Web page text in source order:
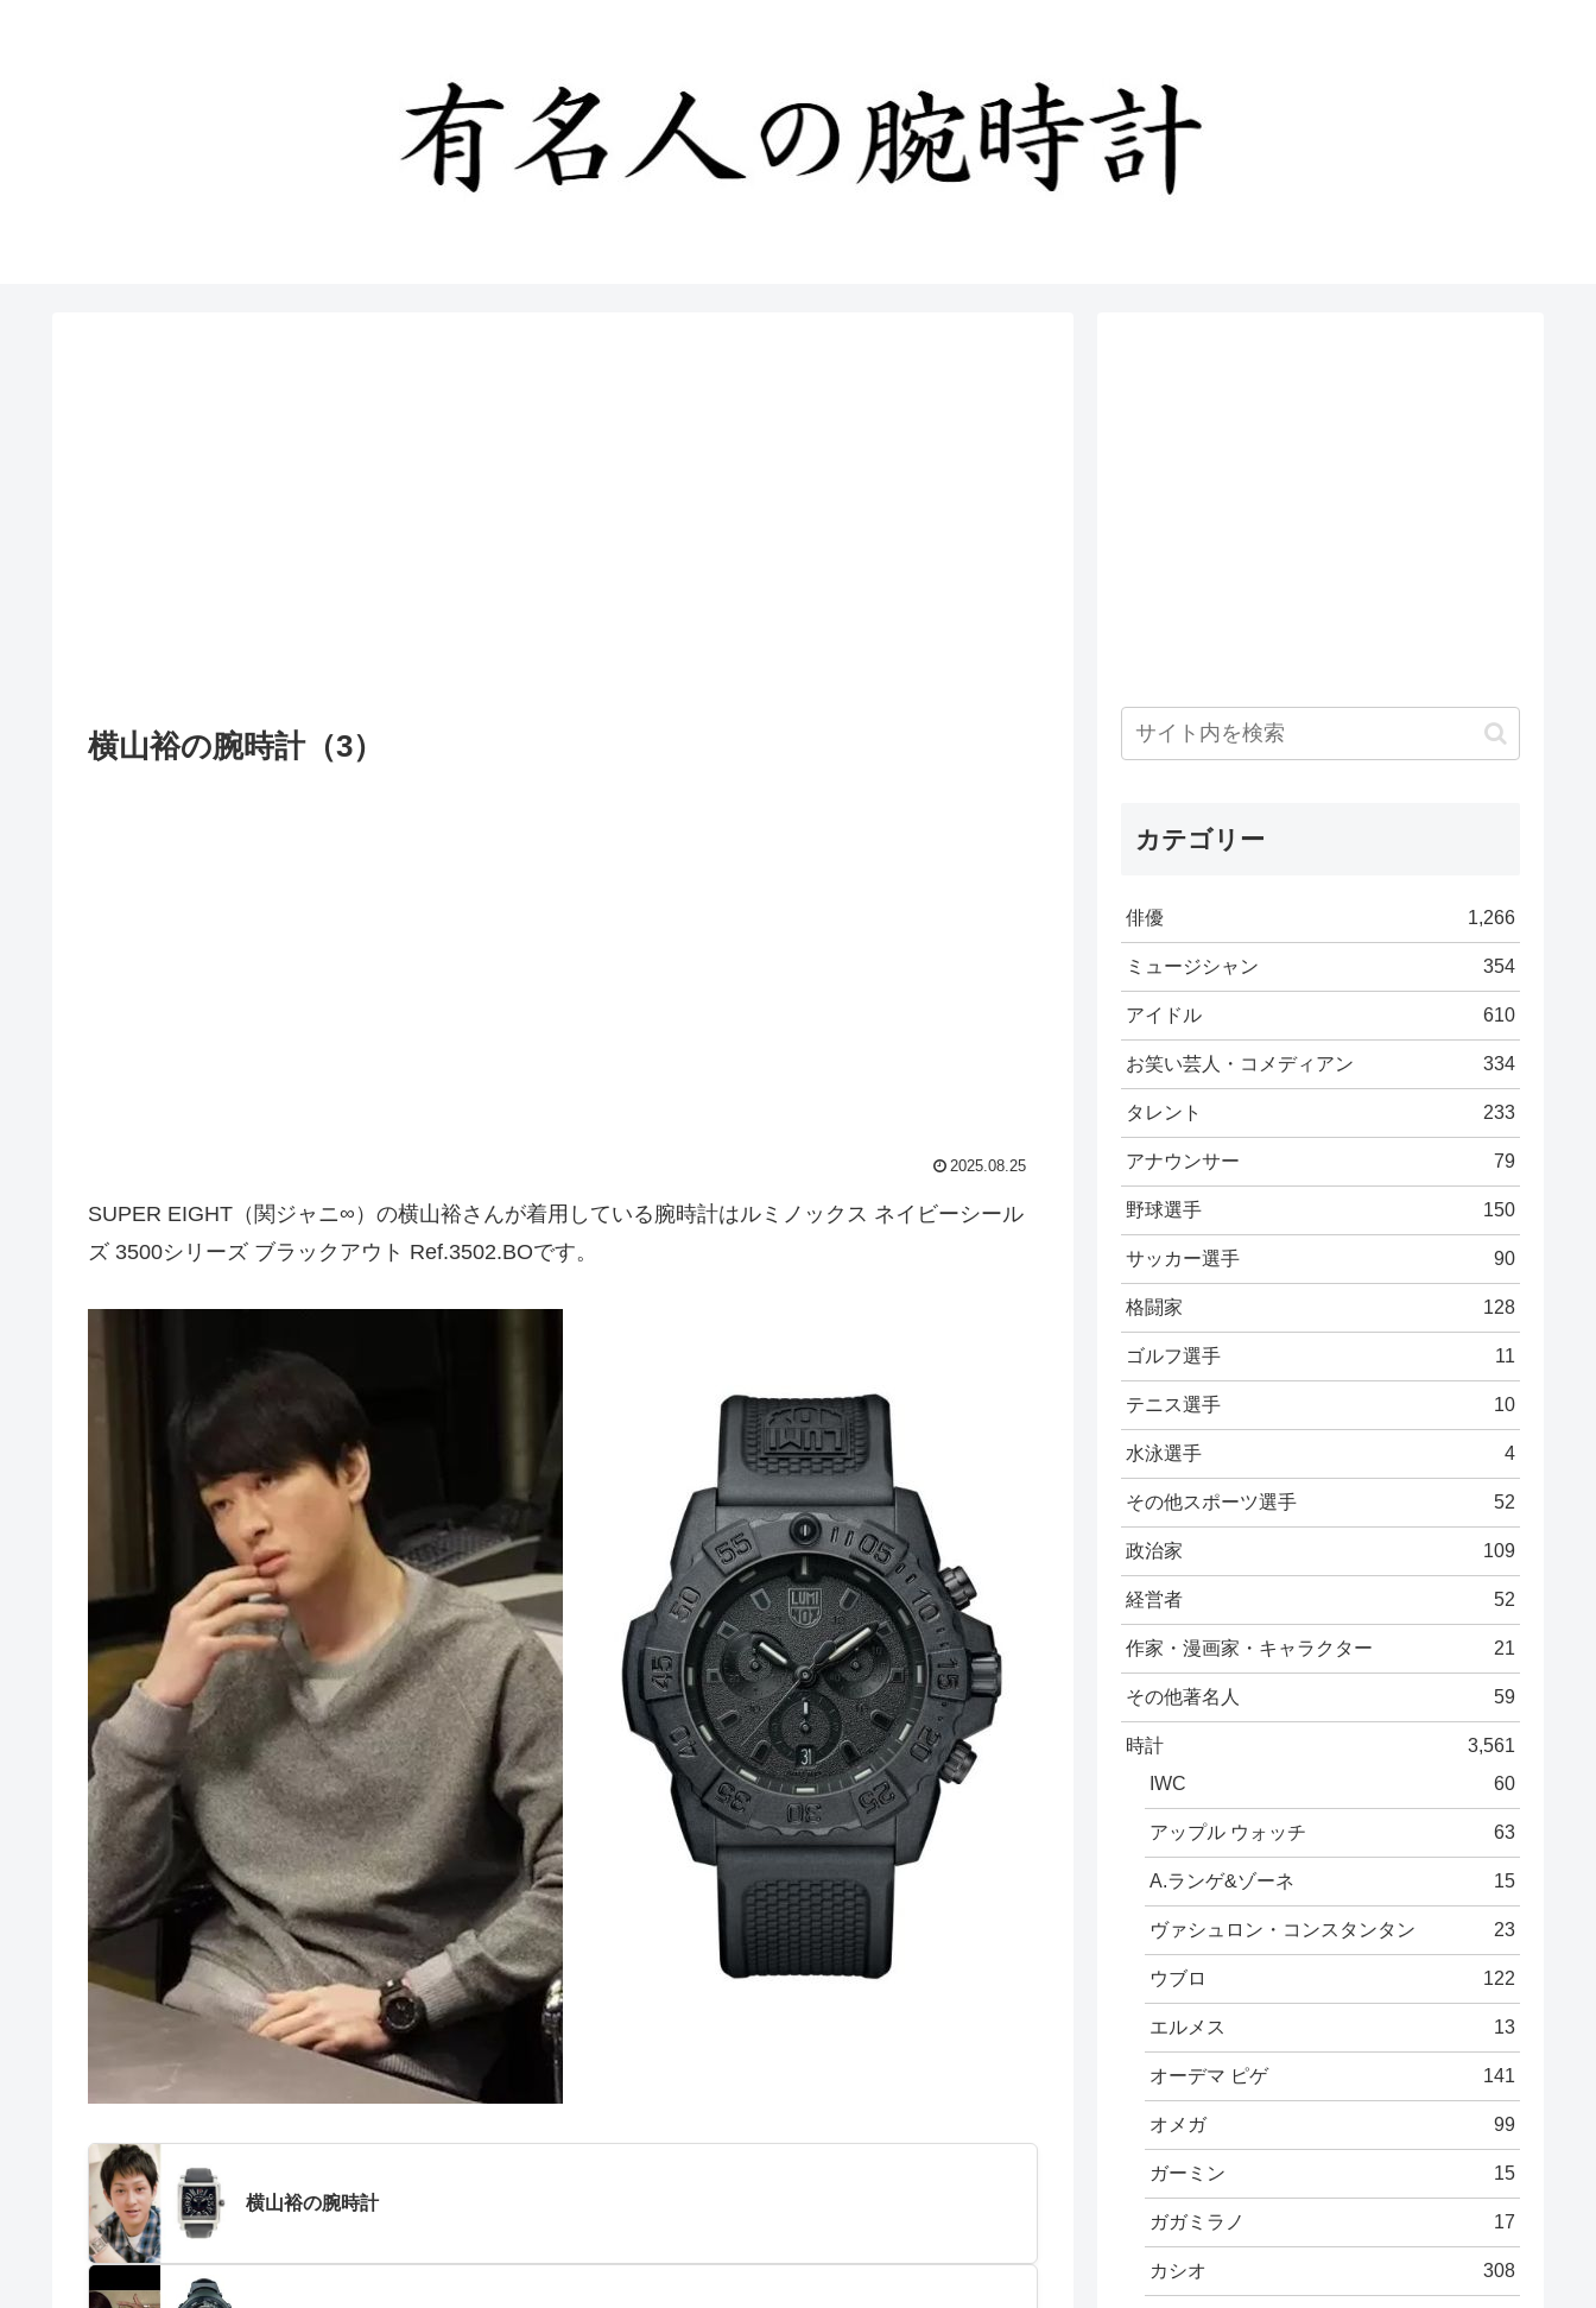
横山裕の腕時計（3）
2025.08.25
SUPER EIGHT（関ジャニ∞）の横山裕さんが着用している腕時計はルミノックス ネイビーシール
ズ 3500シリーズ ブラックアウト Ref.3502.BOです。
横山裕の腕時計
カテゴリー
俳優 1,266
ミュージシャン 354
アイドル 610
お笑い芸人・コメディアン 334
タレント 233
アナウンサー 79
野球選手 150
サッカー選手 90
格闘家 128
ゴルフ選手 11
テニス選手 10
水泳選手 4
その他スポーツ選手 52
政治家 109
経営者 52
作家・漫画家・キャラクター 21
その他著名人 59
時計
3,561
IWC
60
アップル ウォッチ 63
A.ランゲ&ゾーネ 15
ヴァシュロン・コンスタンタン 23
ウブロ 122
エルメス 13
オーデマ ピゲ 141
オメガ 99
ガーミン 15
ガガミラノ 17
カシオ 308